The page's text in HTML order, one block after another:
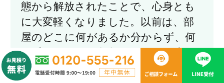
態から解放されたことで、心身とも
に大変軽くなりました。以前は、部
屋のどこに何があるか分からず、何
も手につかない状態でしたが、専門
業者の方に依頼して綺麗に片付けて